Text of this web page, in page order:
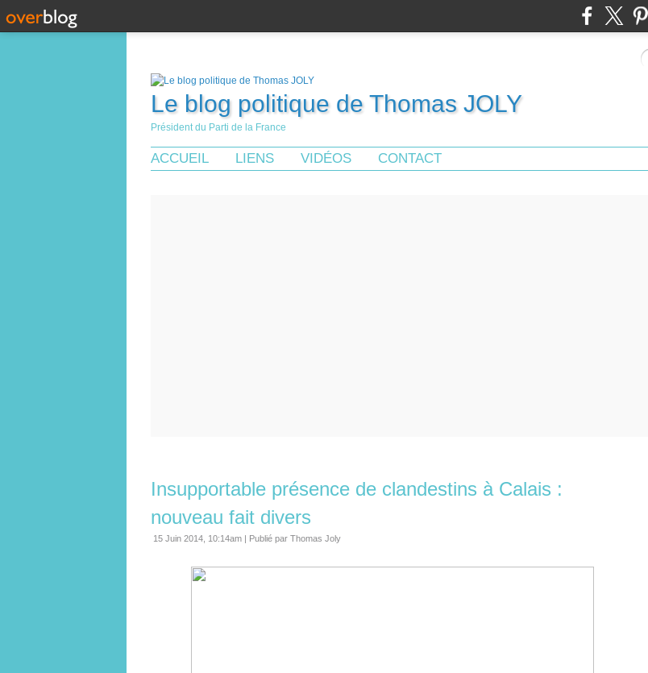
Le blog politique de Thomas JOLY
Président du Parti de la France
ACCUEIL LIENS VIDÉOS CONTACT
Insupportable présence de clandestins à Calais :
nouveau fait divers
15 Juin 2014, 10:14am | Publié par Thomas Joly